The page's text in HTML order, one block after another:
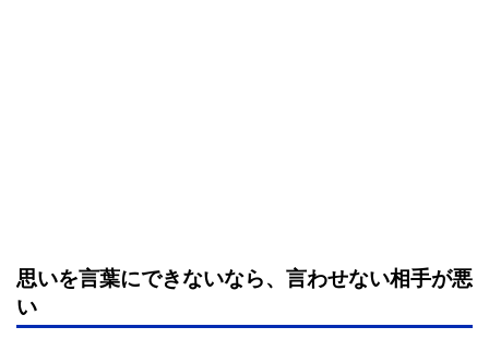
思いを言葉にできないなら、言わせない相手が悪
い